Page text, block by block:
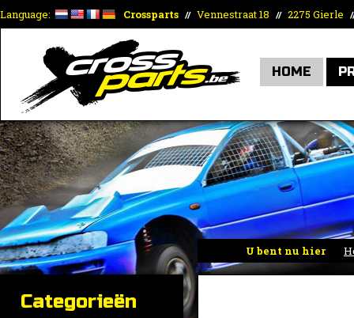
Language: Crossparts // Vennestraat 18 // 2275 Gierle
HOME
U bent nu hier
Categorieën